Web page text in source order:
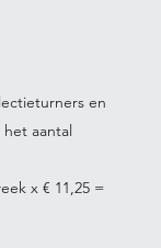
en
het aantal
x € 11,25 =